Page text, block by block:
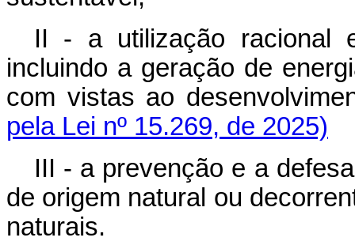
II - a utilização racional
incluindo a geração de
com vistas ao
pela Lei nº 15.269, de 2025)
III - a prevenção e a
de origem natural ou
naturais.